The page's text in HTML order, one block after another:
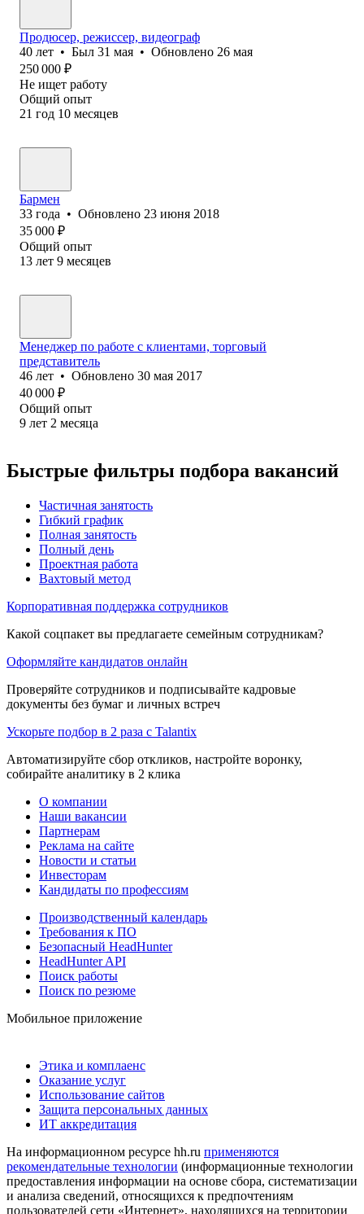
Продюсер, режиссер, видеограф
40 лет • Был 31 мая • Обновлено 26 мая
250 000 ₽
Не ищет работу
Общий опыт
21 год 10 месяцев
Бармен
33 года • Обновлено 23 июня 2018
35 000 ₽
Общий опыт
13 лет 9 месяцев
Менеджер по работе с клиентами, торговый
представитель
46 лет • Обновлено 30 мая 2017
40 000 ₽
Общий опыт
9 лет 2 месяца
Быстрые фильтры подбора вакансий
Частичная занятость
Гибкий график
Полная занятость
Полный день
Проектная работа
Вахтовый метод
Корпоративная поддержка сотрудников
Какой соцпакет вы предлагаете семейным сотрудникам?
Оформляйте кандидатов онлайн
Проверяйте сотрудников и подписывайте кадровые
документы без бумаг и личных встреч
Ускорьте подбор в 2 раза с Talantix
Автоматизируйте сбор откликов, настройте воронку,
собирайте аналитику в 2 клика
О компании
Наши вакансии
Партнерам
Реклама на сайте
Новости и статьи
Инвесторам
Кандидаты по профессиям
Производственный календарь
Требования к ПО
Безопасный HeadHunter
HeadHunter API
Поиск работы
Поиск по резюме
Мобильное приложение
Этика и комплаенс
Оказание услуг
Использование сайтов
Защита персональных данных
ИТ аккредитация
На информационном ресурсе hh.ru применяются
рекомендательные технологии (информационные технологии
предоставления информации на основе сбора, систематизации
и анализа сведений, относящихся к предпочтениям
пользователей сети «Интернет», находящихся на территории